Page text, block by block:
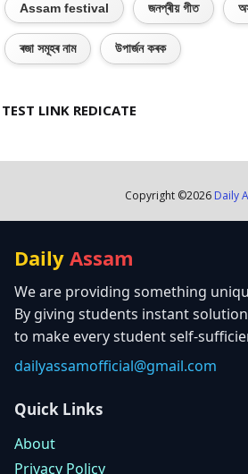
Assam festival জনপ্ৰীয় গীত
ৰজা সমূহৰ নাম উপাৰ্জন কৰক
TEST LINK REDICATE
Copyright ©2026 Daily
Daily Assam
We are providing something
By giving students instant
to make every student self-
dailyassamofficial@gmail.com
Quick Links
About
Privacy Policy